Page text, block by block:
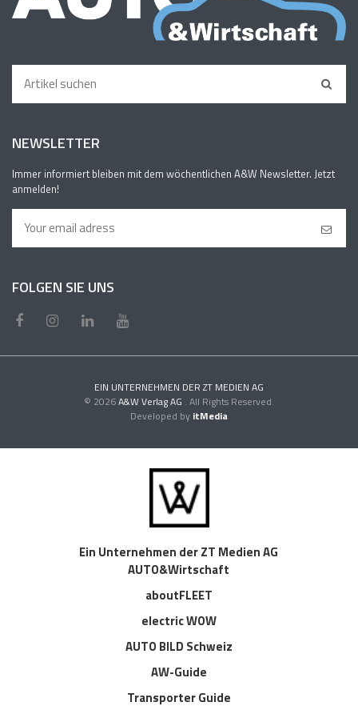
NEWSLETTER
Immer informiert bleiben mit dem wöchentlichen A&W Newsletter. Jetzt
anmelden!
FOLGEN SIE UNS
EIN UNTERNEHMEN DER ZT MEDIEN AG
© 2026A&W Verlag AG . All Rights Reserved.
Developed by itMedia
Ein Unternehmen der ZT Medien AG
AUTO&Wirtschaft
aboutFLEET
electric WOW
AUTO BILD Schweiz
AW-Guide
Transporter Guide